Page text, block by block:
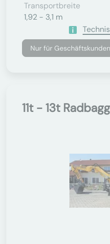
Transportbreite
1,92 - 3,1 m
Nur für Geschäftskunden
11t - 13t